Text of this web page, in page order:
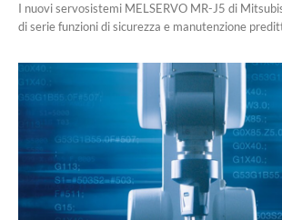
I nuovi servosistemi MELSERVO MR-J5 di
di serie funzioni di sicurezza e manutenzione